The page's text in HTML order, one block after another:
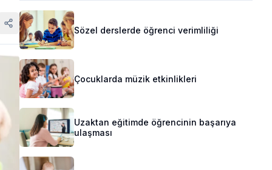
Sözel derslerde öğrenci verimliliği
Çocuklarda müzik etkinlikleri
Uzaktan eğitimde öğrencinin başarıya
ulaşması